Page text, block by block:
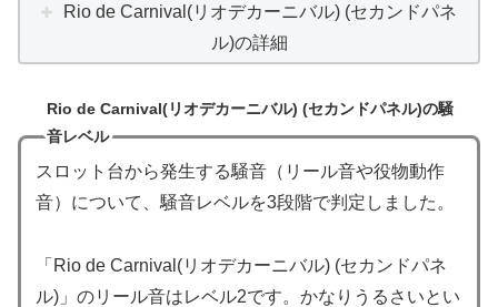
Rio de Carnival(リオデカーニバル) (セカンドパネ
ル)の詳細
Rio de Carnival(リオデカーニバル) (セカンドパネル)の騒
音レベル
スロット台から発生する騒音（リール音や役物動作
音）について、騒音レベルを3段階で判定しました。
「Rio de Carnival(リオデカーニバル) (セカンドパネ
ル)」のリール音はレベル2です。かなりうるさいとい